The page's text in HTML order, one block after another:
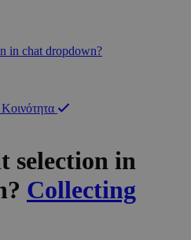
in chat dropdown?
Κοινότητα
selection in
Collecting